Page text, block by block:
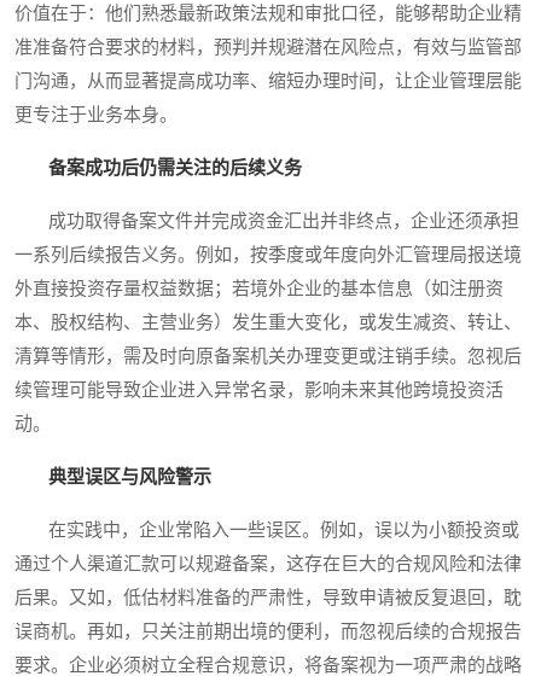
价值在于：他们熟悉最新政策法规和审批口径，能够帮助企业精
准准备符合要求的材料，预判并规避潜在风险点，有效与监管部
门沟通，从而显著提高成功率、缩短办理时间，让企业管理层能
更专注于业务本身。
备案成功后仍需关注的后续义务
成功取得备案文件并完成资金汇出并非终点，企业还须承担
一系列后续报告义务。例如，按季度或年度向外汇管理局报送境
外直接投资存量权益数据；若境外企业的基本信息（如注册资
本、股权结构、主营业务）发生重大变化，或发生减资、转让、
清算等情形，需及时向原备案机关办理变更或注销手续。忽视后
续管理可能导致企业进入异常名录，影响未来其他跨境投资活
动。
典型误区与风险警示
在实践中，企业常陷入一些误区。例如，误以为小额投资或
通过个人渠道汇款可以规避备案，这存在巨大的合规风险和法律
后果。又如，低估材料准备的严肃性，导致申请被反复退回，耽
误商机。再如，只关注前期出境的便利，而忽视后续的合规报告
要求。企业必须树立全程合规意识，将备案视为一项严肃的战略